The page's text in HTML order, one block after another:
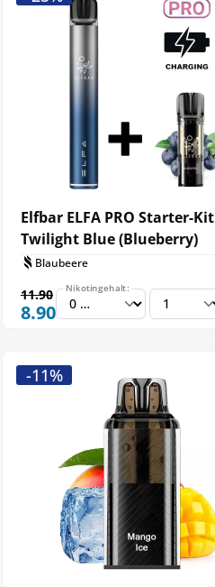
Elfbar ELFA PRO Starter-Kit
Twilight Blue (Blueberry)
Blaubeere
8.90
11.90 Nikotingehalt:
-11%